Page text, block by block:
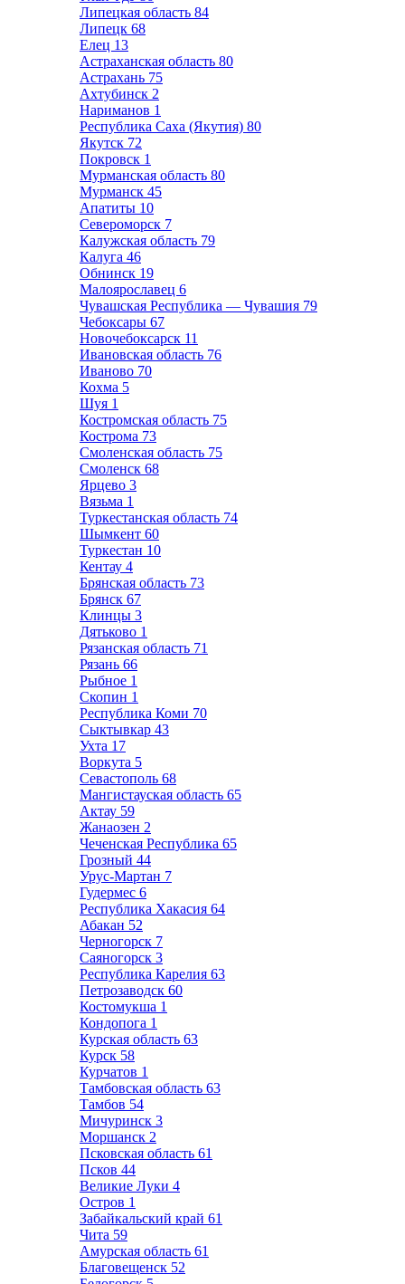
Липецкая область 84
Липецк 68
Елец 13
Астраханская область 80
Астрахань 75
Ахтубинск 2
Нариманов 1
Республика Саха (Якутия) 80
Якутск 72
Покровск 1
Мурманская область 80
Мурманск 45
Апатиты 10
Североморск 7
Калужская область 79
Калуга 46
Обнинск 19
Малоярославец 6
Чувашская Республика — Чувашия 79
Чебоксары 67
Новочебоксарск 11
Ивановская область 76
Иваново 70
Кохма 5
Шуя 1
Костромская область 75
Кострома 73
Смоленская область 75
Смоленск 68
Ярцево 3
Вязьма 1
Туркестанская область 74
Шымкент 60
Туркестан 10
Кентау 4
Брянская область 73
Брянск 67
Клинцы 3
Дятьково 1
Рязанская область 71
Рязань 66
Рыбное 1
Скопин 1
Республика Коми 70
Сыктывкар 43
Ухта 17
Воркута 5
Севастополь 68
Мангистауская область 65
Актау 59
Жанаозен 2
Чеченская Республика 65
Грозный 44
Урус-Мартан 7
Гудермес 6
Республика Хакасия 64
Абакан 52
Черногорск 7
Саяногорск 3
Республика Карелия 63
Петрозаводск 60
Костомукша 1
Кондопога 1
Курская область 63
Курск 58
Курчатов 1
Тамбовская область 63
Тамбов 54
Мичуринск 3
Моршанск 2
Псковская область 61
Псков 44
Великие Луки 4
Остров 1
Забайкальский край 61
Чита 59
Амурская область 61
Благовещенск 52